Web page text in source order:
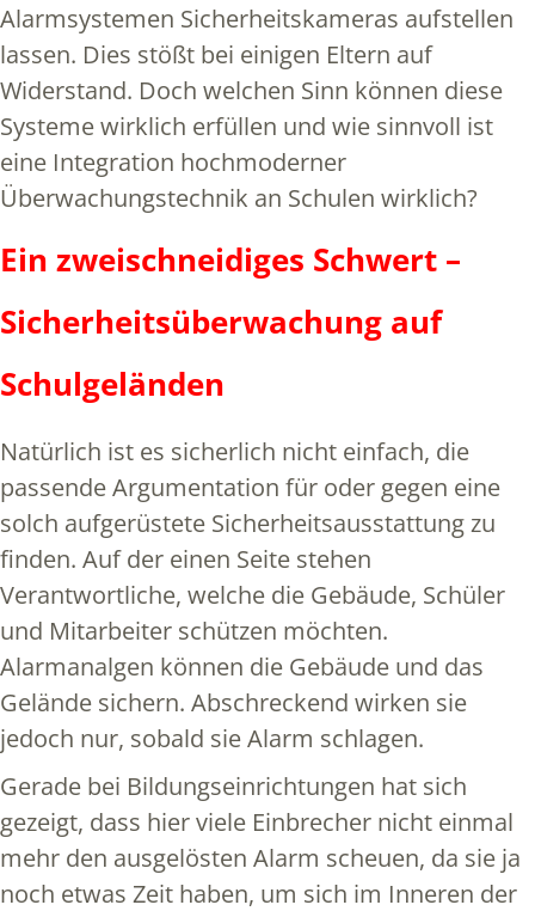
Alarmsystemen Sicherheitskameras aufstellen
lassen. Dies stößt bei einigen Eltern auf
Widerstand. Doch welchen Sinn können diese
Systeme wirklich erfüllen und wie sinnvoll ist
eine Integration hochmoderner
Überwachungstechnik an Schulen wirklich?
Ein zweischneidiges Schwert –
Sicherheitsüberwachung auf
Schulgeländen
Natürlich ist es sicherlich nicht einfach, die
passende Argumentation für oder gegen eine
solch aufgerüstete Sicherheitsausstattung zu
finden. Auf der einen Seite stehen
Verantwortliche, welche die Gebäude, Schüler
und Mitarbeiter schützen möchten.
Alarmanalgen können die Gebäude und das
Gelände sichern. Abschreckend wirken sie
jedoch nur, sobald sie Alarm schlagen.
Gerade bei Bildungseinrichtungen hat sich
gezeigt, dass hier viele Einbrecher nicht einmal
mehr den ausgelösten Alarm scheuen, da sie ja
noch etwas Zeit haben, um sich im Inneren der